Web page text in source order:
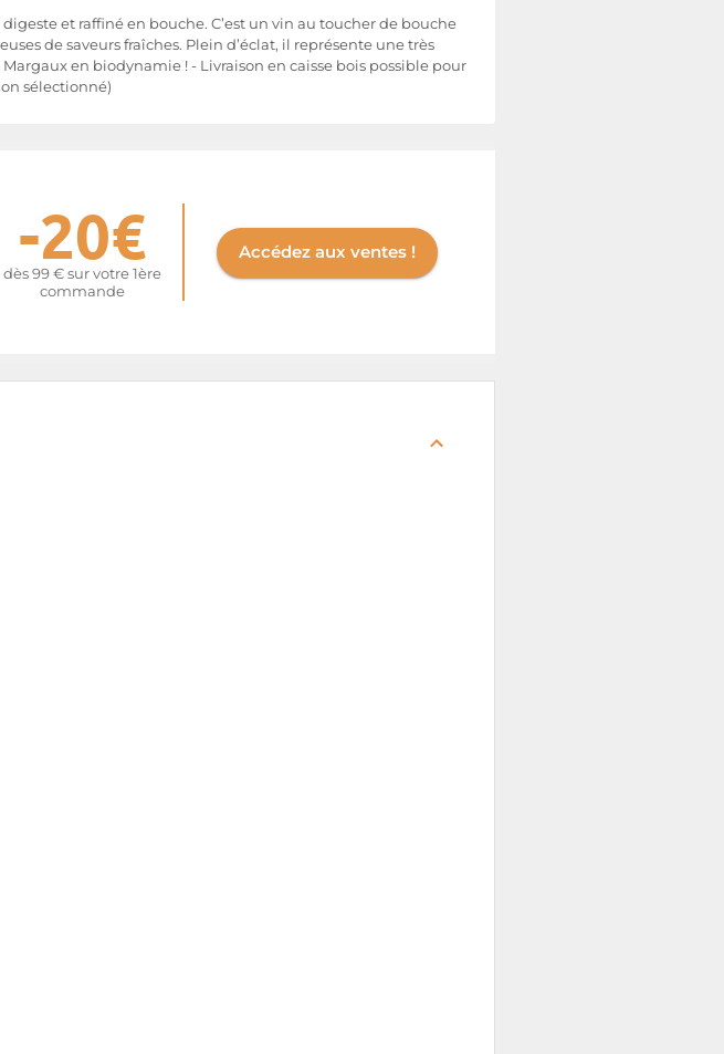
et raffiné en bouche. C’est un vin au toucher de bouche
de saveurs fraîches. Plein d’éclat, il représente une très
en biodynamie ! - Livraison en caisse bois possible pour
sélectionné)
-20€
dès 99 € sur votre 1ère
commande
Accédez aux ventes !